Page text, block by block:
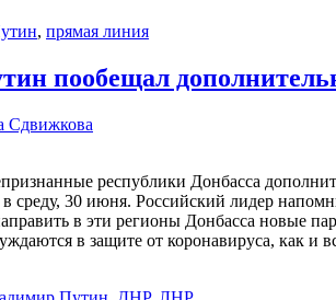
, прямая линия
пообещал
Сдвижкова
республики Донбасса
среду, 30 июня. Российский лидер
в эти регионы Донбасса новые
в защите от коронавируса, как и